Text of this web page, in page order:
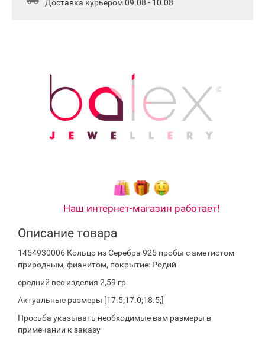
Доставка курьером 09.08 - 10.08
Наш интернет-магазин работает!
Описание товара
1454930006 Кольцо из Серебра 925 пробы с аметистом
природным, фианитом, покрытие: Родий
средний вес изделия 2,59 гр.
Актуальные размеры [17.5;17.0;18.5;]
Просьба указывать необходимые вам размеры в
примечании к заказу